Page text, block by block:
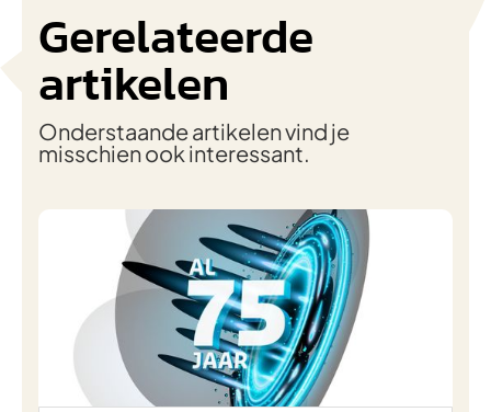
Gerelateerde
artikelen
Onderstaande artikelen vind je
misschien ook interessant.